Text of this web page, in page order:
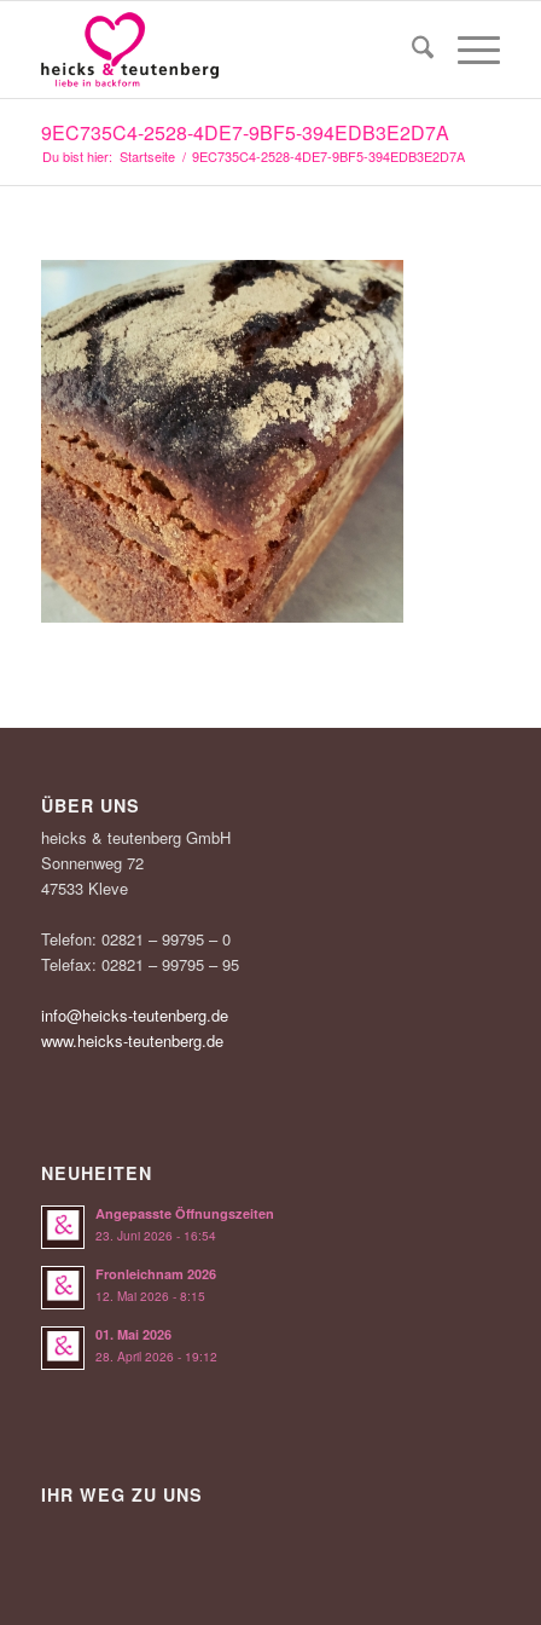
9EC735C4-2528-4DE7-9BF5-394EDB3E2D7A
Du bist hier: Startseite / 9EC735C4-2528-4DE7-9BF5-394EDB3E2D7A
ÜBER UNS
heicks & teutenberg GmbH
Sonnenweg 72
47533 Kleve
Telefon: 02821 – 99795 – 0
Telefax: 02821 – 99795 – 95
info@heicks-teutenberg.de
www.heicks-teutenberg.de
NEUHEITEN
Angepasste Öffnungszeiten
23. Juni 2026 - 16:54
Fronleichnam 2026
12. Mai 2026 - 8:15
01. Mai 2026
28. April 2026 - 19:12
IHR WEG ZU UNS